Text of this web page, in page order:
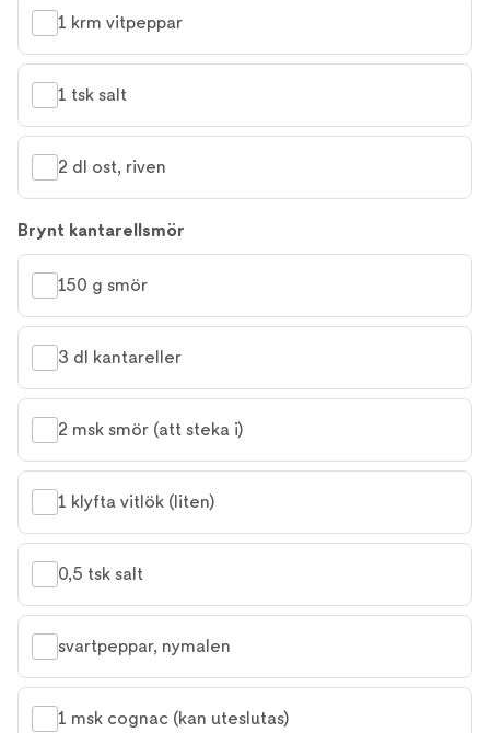
1 krm vitpeppar
1 tsk salt
2 dl ost, riven
Brynt kantarellsmör
150 g smör
3 dl kantareller
2 msk smör (att steka i)
1 klyfta vitlök (liten)
0,5 tsk salt
svartpeppar, nymalen
1 msk cognac (kan uteslutas)